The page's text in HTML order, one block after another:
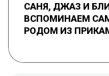
САНЯ, ДЖАЗ И
ВСПОМИНАЕМ
РОДОМ ИЗ